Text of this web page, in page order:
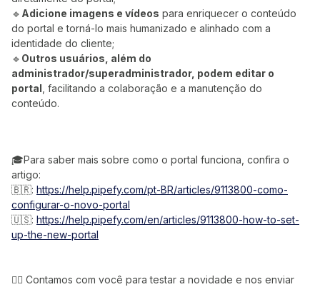
🔹 Adicione imagens e vídeos para enriquecer o conteúdo
do portal e torná-lo mais humanizado e alinhado com a
identidade do cliente;
🔹 Outros usuários, além do
administrador/superadministrador, podem editar o
portal , facilitando a colaboração e a manutenção do
conteúdo.
🎓Para saber mais sobre como o portal funciona, confira o
artigo:
🇧🇷: https://help.pipefy.com/pt-BR/articles/9113800-como-
configurar-o-novo-portal
🇺🇸: https://help.pipefy.com/en/articles/9113800-how-to-set-
up-the-new-portal
👉🏻 Contamos com você para testar a novidade e nos enviar